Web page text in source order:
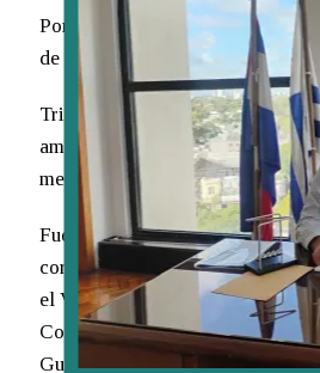
Porta sobre sus cubiertas 11
de servicio o de salvamento.
Tripulación, 550 hombres;
ametralladoras y 2 cañones
metros.
Fue diseñado por Francesco
coronel del Genio Navale, en
el Victory británico, es gemelo
Colombo, entregado a la URSS
Guerra Mundial y rebautizado